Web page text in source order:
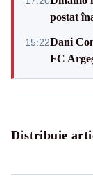
postat
15:22Dani
FC
Distribuie